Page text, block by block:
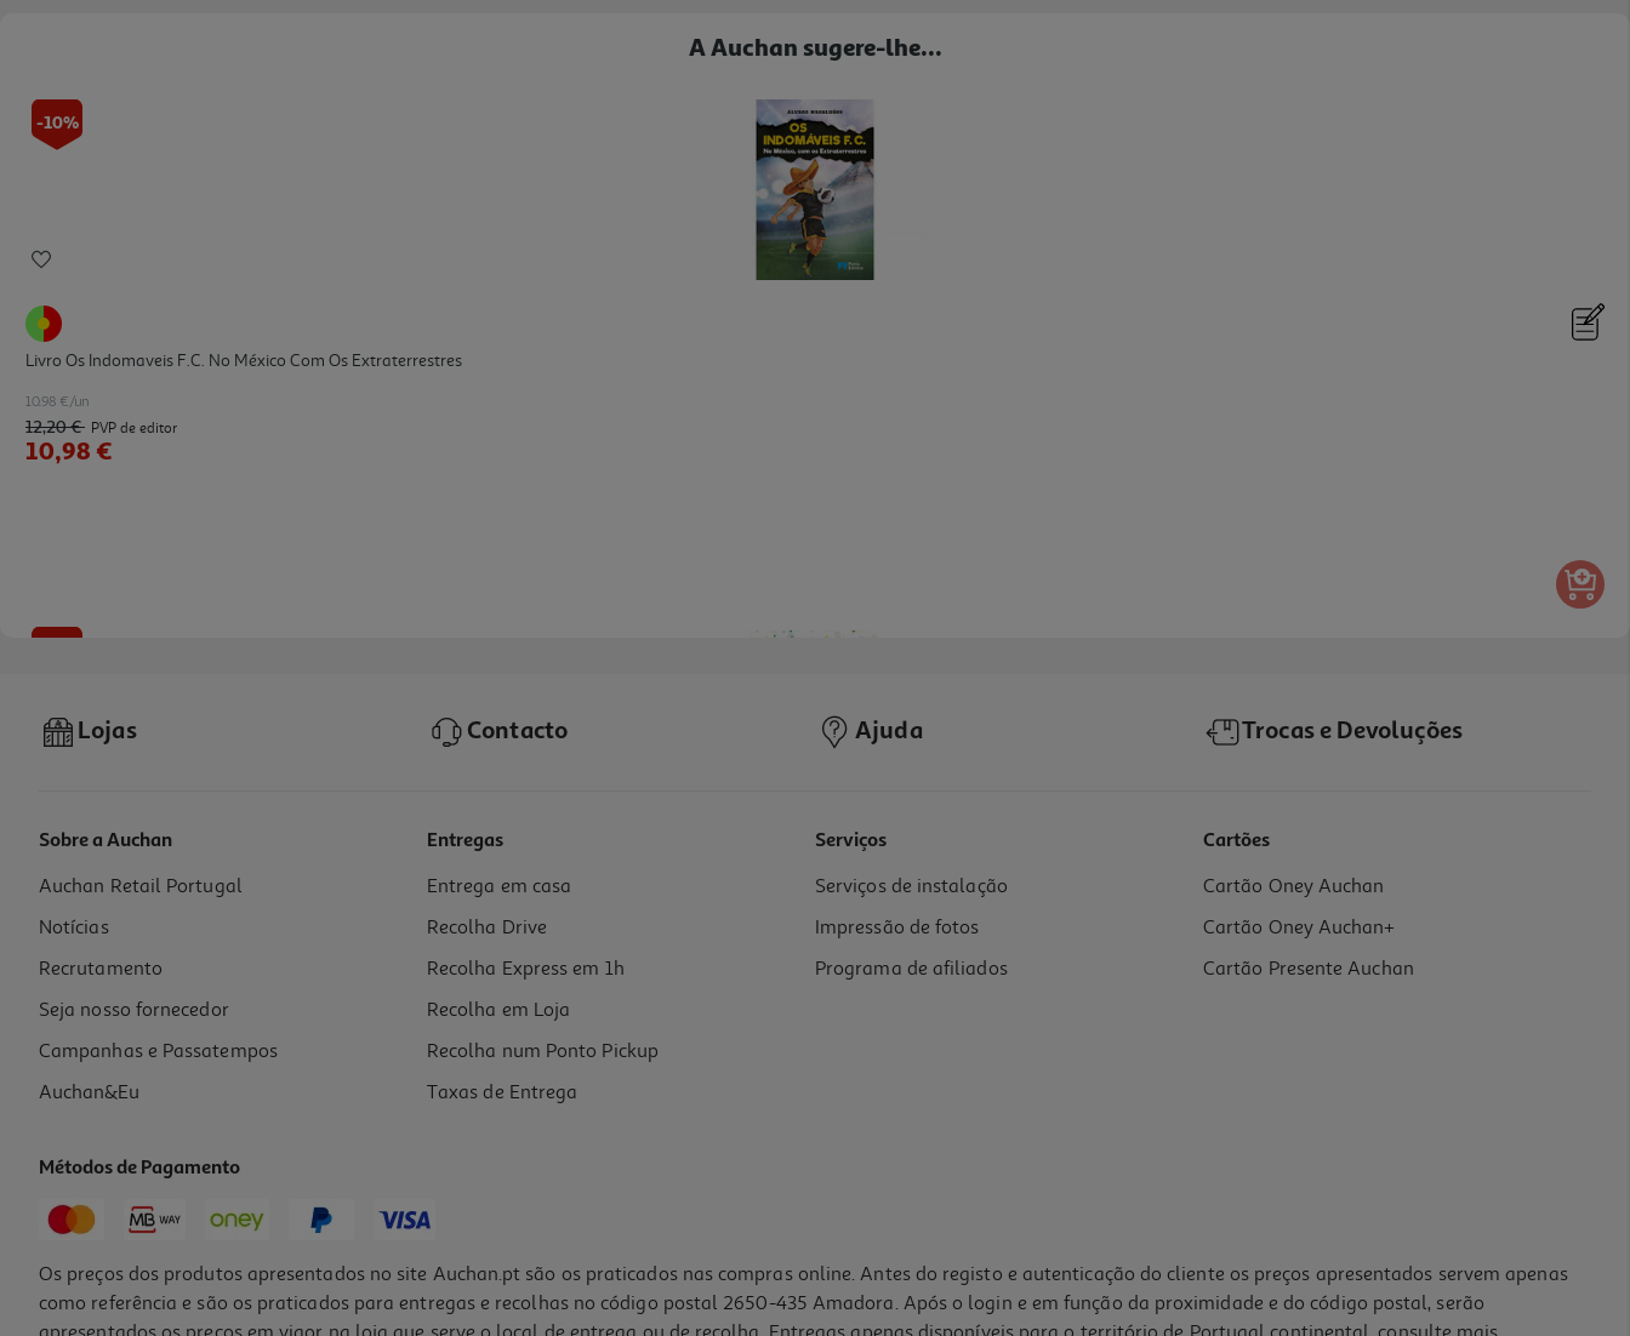
A Auchan sugere-lhe...
-10%
Livro Os Indomaveis F.c. No México Com Os Extraterrestres
10.98 €/un
12,20 € PVP de editor
10,98 €
Livro Isto Não É Um Livro (é O Meu Agradecimento Disfarçado)
11.69 €/un
11,69 €
-10%
Lojas Contacto Ajuda Trocas e Devoluções
Sobre a Auchan
Auchan Retail Portugal
Notícias
Recrutamento
Seja nosso fornecedor
Campanhas e Passatempos
Auchan&Eu
Entregas
Entrega em casa
Recolha Drive
Recolha Express em 1h
Recolha em Loja
Recolha num Ponto Pickup
Taxas de Entrega
Serviços
Serviços de instalação
Impressão de fotos
Programa de afiliados
Cartões
Cartão Oney Auchan
Cartão Oney Auchan+
Cartão Presente Auchan
Métodos de Pagamento
Os preços dos produtos apresentados no site Auchan.pt são os praticados nas compras online. Antes do registo e autenticação do cliente os preços apresentados servem apenas
como referência e são os praticados para entregas e recolhas no código postal 2650-435 Amadora. Após o login e em função da proximidade e do código postal, serão